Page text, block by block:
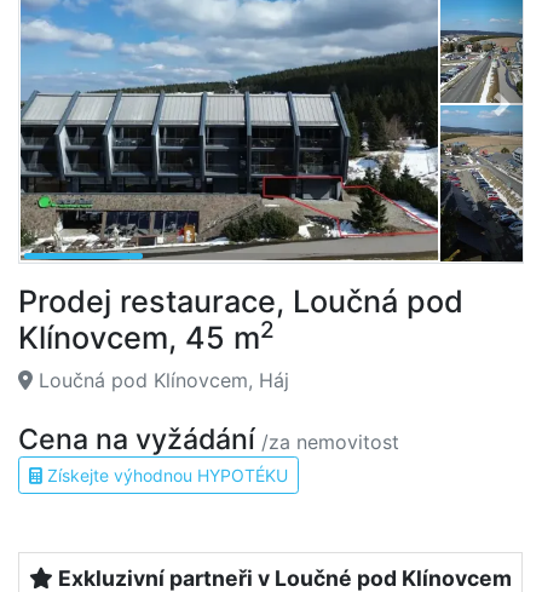
Prodej restaurace, Loučná pod
Klínovcem, 45 m2
Loučná pod Klínovcem, Háj
Cena na vyžádání /za nemovitost
Získejte výhodnou HYPOTÉKU
Exkluzivní partneři v Loučné pod Klínovcem